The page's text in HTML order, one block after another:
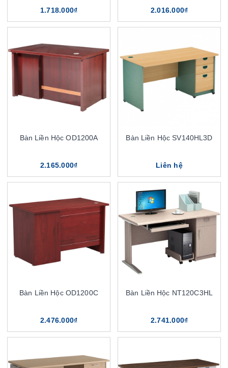
1.718.000₫
2.016.000₫
Bàn Liền Hộc OD1200A
2.165.000₫
Bàn Liền Hộc SV140HL3D
Liên hệ
Bàn Liền Hộc OD1200C
2.476.000₫
Bàn Liền Hộc NT120C3HL
2.741.000₫